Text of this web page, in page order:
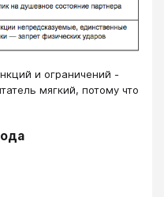
и ограничений -
мягкий, потому что